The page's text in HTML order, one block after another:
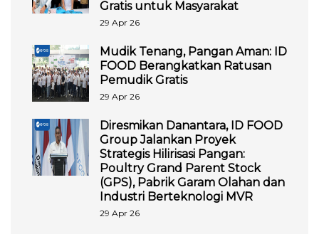
Gratis untuk Masyarakat
29 Apr 26
Mudik Tenang, Pangan Aman: ID
FOOD Berangkatkan Ratusan
Pemudik Gratis
29 Apr 26
Diresmikan Danantara, ID FOOD
Group Jalankan Proyek
Strategis Hilirisasi Pangan:
Poultry Grand Parent Stock
(GPS), Pabrik Garam Olahan dan
Industri Berteknologi MVR
29 Apr 26